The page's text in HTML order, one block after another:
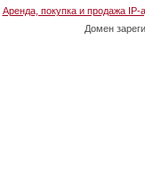
Аренда, покупка и продажа IP-
Домен